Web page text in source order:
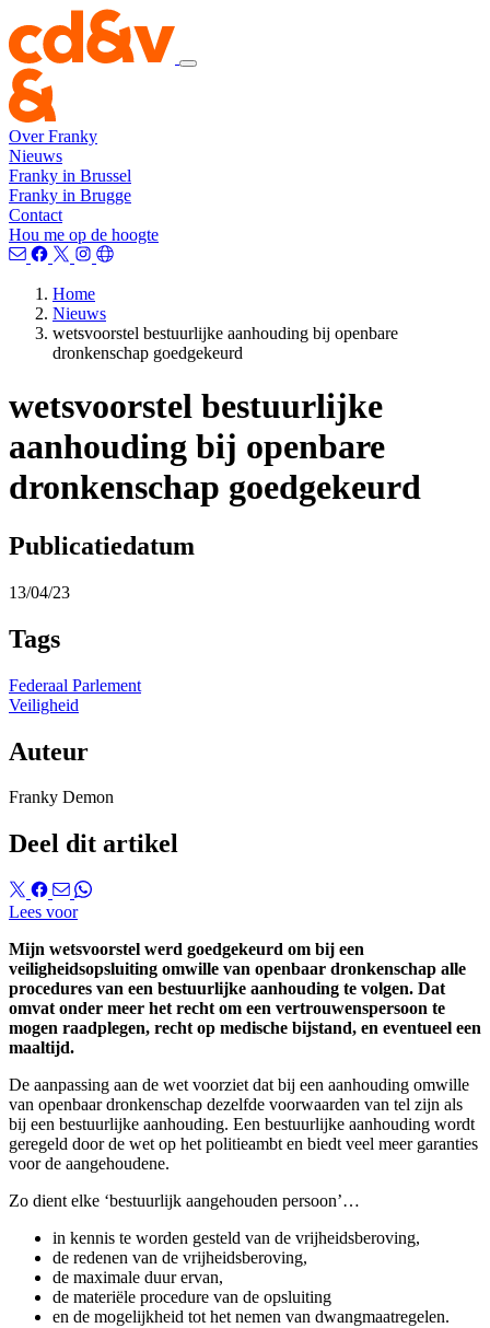
Over Franky
Nieuws
Franky in Brussel
Franky in Brugge
Contact
Hou me op de hoogte
Home
Nieuws
wetsvoorstel bestuurlijke aanhouding bij openbare
dronkenschap goedgekeurd
wetsvoorstel bestuurlijke
aanhouding bij openbare
dronkenschap goedgekeurd
Publicatiedatum
13/04/23
Tags
Federaal Parlement
Veiligheid
Auteur
Franky Demon
Deel dit artikel
Lees voor
Mijn wetsvoorstel werd goedgekeurd om bij een
veiligheidsopsluiting omwille van openbaar dronkenschap alle
procedures van een bestuurlijke aanhouding te volgen. Dat
omvat onder meer het recht om een vertrouwenspersoon te
mogen raadplegen, recht op medische bijstand, en eventueel een
maaltijd.
De aanpassing aan de wet voorziet dat bij een aanhouding omwille
van openbaar dronkenschap dezelfde voorwaarden van tel zijn als
bij een bestuurlijke aanhouding. Een bestuurlijke aanhouding wordt
geregeld door de wet op het politieambt en biedt veel meer garanties
voor de aangehoudene.
Zo dient elke ‘bestuurlijk aangehouden persoon’…
in kennis te worden gesteld van de vrijheidsberoving,
de redenen van de vrijheidsberoving,
de maximale duur ervan,
de materiële procedure van de opsluiting
en de mogelijkheid tot het nemen van dwangmaatregelen.